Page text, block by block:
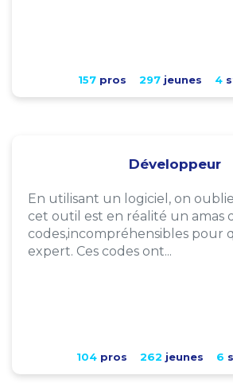
157pros 297jeunes 4
Développeur
En utilisant un logiciel, on
cet outil est en réalité un amas
codes,incompréhensibles pour
expert. Ces codes ont...
104pros 262 jeunes 6